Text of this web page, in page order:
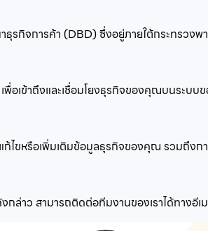
จการค้า (DBD) ซึ่งอยู่ภายใต้กระทรวงพ
เข้าถึงและเชื่อมโยงธุรกิจของคุณบนระบบข
หรือเพิ่มเติมข้อมูลธุรกิจของคุณ รวมถึงกา
ล่าว สามารถติดต่อทีมงานของเราได้ทางอีเ